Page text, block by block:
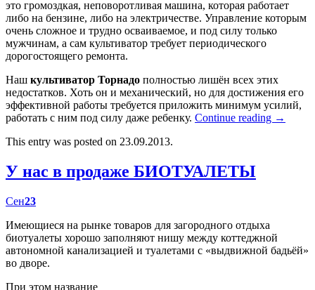
это громоздкая, неповоротливая машина, которая работает
либо на бензине, либо на электричестве. Управление которым
очень сложное и трудно осваиваемое, и под силу только
мужчинам, а сам культиватор требует периодического
дорогостоящего ремонта.
Наш культиватор Торнадо полностью лишён всех этих
недостатков. Хоть он и механический, но для достижения его
эффективной работы требуется приложить минимум усилий,
работать с ним под силу даже ребенку. Continue reading →
This entry was posted on 23.09.2013.
У нас в продаже БИОТУАЛЕТЫ
Сен23
Имеющиеся на рынке товаров для загородного отдыха
биотуалеты хорошо заполняют нишу между коттеджной
автономной канализацией и туалетами с «выдвижной бадьёй»
во дворе.
При этом название